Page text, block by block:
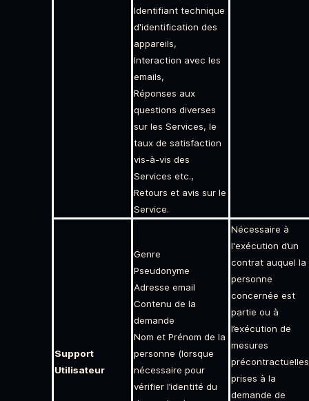
Identifiant technique
d'identification des
appareils,
Interaction avec les
emails,
Réponses aux
questions diverses
sur les Services, le
taux de satisfaction
vis-à-vis des
Services etc.,
Retours et avis sur le
Service.
Support
Utilisateur
Genre
Pseudonyme
Adresse email
Contenu de la
demande
Nom et Prénom de la
personne (lorsque
nécessaire pour
vérifier l’identité du
Nécessaire à
l'exécution d’un
contrat auquel la
personne
concernée est
partie ou à
l’exécution de
mesures
précontractuelles
prises à la
demande de